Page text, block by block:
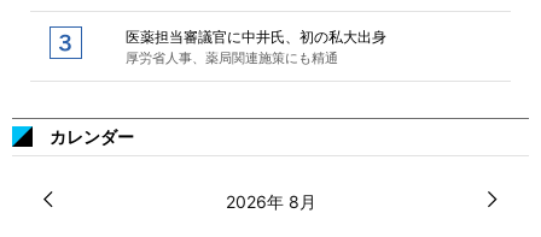
医薬担当審議官に中井氏、初の私大出身
厚労省人事、薬局関連施策にも精通
カレンダー
2026年 8月